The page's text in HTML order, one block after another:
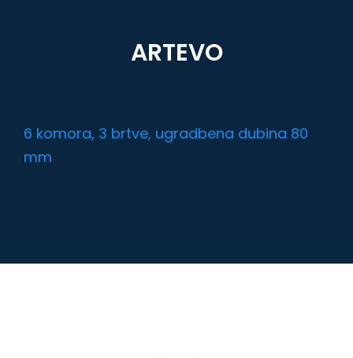
ARTEVO
6 komora, 3 brtve, ugradbena dubina 80
mm